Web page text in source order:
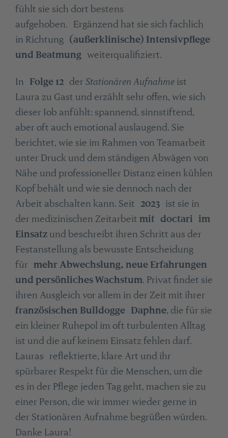
fühlt sie sich dort bestens
aufgehoben. Ergänzend hat sie sich fachlich
in Richtung (außerklinische) Intensivpflege
und Beatmungweiterqualifiziert.
In Folge 12derStationären Aufnahmeist
Laura zu Gast und erzählt sehr offen, wie sich
dieser Job anfühlt: spannend, sinnstiftend,
aber oft auch emotional auslaugend. Sie
berichtet, wie sie im Rahmen von Teamarbeit
unter Druck und dem ständigen Abwägen von
Nähe und professioneller Distanz einen kühlen
Kopf behält und wie sie dennoch nach der
Arbeit abschalten kann. Seit 2023ist sie in
der medizinischen Zeitarbeit mit doctari im
Einsatzund beschreibt ihren Schritt aus der
Festanstellung als bewusste Entscheidung
für mehr Abwechslung, neue Erfahrungen
und persönliches Wachstum. Privat findet sie
ihren Ausgleich vor allem in der Zeit mit ihrer
französischen Bulldogge Daphne, die für sie
ein kleiner Ruhepol im oft turbulenten Alltag
ist und die auf keinem Einsatz fehlen darf.
Lauras reflektierte, klare Art und ihr
spürbarer Respekt für die Menschen, um die
es in der Pflege jeden Tag geht, machen sie zu
einer Person, die wir immer wieder gerne in
der Stationären Aufnahme begrüßen würden.
Danke Laura!